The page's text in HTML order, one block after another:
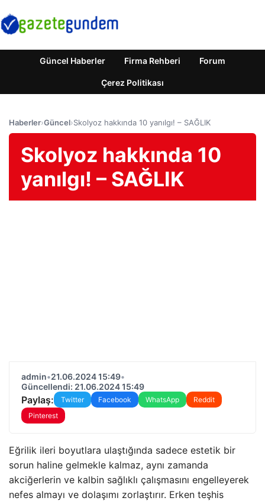
Güncel Haberler Firma Rehberi Forum
Çerez Politikası
Haberler›Güncel›Skolyoz hakkında 10 yanılgı! – SAĞLIK
Skolyoz hakkında 10
yanılgı! – SAĞLIK
admin•21.06.2024 15:49•
Güncellendi: 21.06.2024 15:49
Paylaş: Twitter Facebook WhatsApp
Reddit
Pinterest
Eğrilik ileri boyutlara ulaştığında sadece estetik bir
sorun haline gelmekle kalmaz, aynı zamanda
akciğerlerin ve kalbin sağlıklı çalışmasını engelleyerek
nefes almayı ve dolaşımı zorlaştırır. Erken teşhis